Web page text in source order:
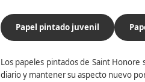
Papel pintado juvenil
Los papeles pintados de Saint Honore
diario y mantener su aspecto nuevo